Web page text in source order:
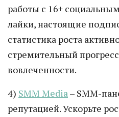
работы с 16+
лайки, настоящие
статистика роста
стремительный
вовлеченности.
4) SMM Media– SMM-
репутацией. Ускорьте